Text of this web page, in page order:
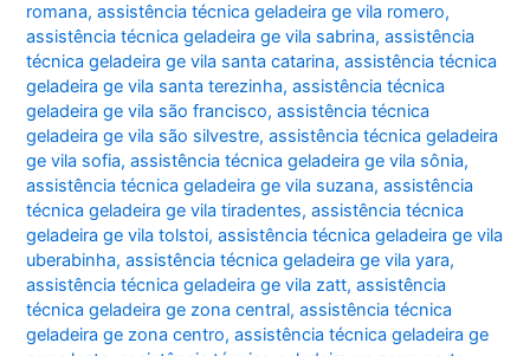
romana,assistência técnica geladeira ge vila romero,
assistência técnica geladeira ge vila sabrina,assistência
técnica geladeira ge vila santa catarina,assistência técnica
geladeira ge vila santa terezinha,assistência técnica
geladeira ge vila são francisco,assistência técnica
geladeira ge vila são silvestre,assistência técnica geladeira
ge vila sofia,assistência técnica geladeira ge vila sônia,
assistência técnica geladeira ge vila suzana,assistência
técnica geladeira ge vila tiradentes,assistência técnica
geladeira ge vila tolstoi,assistência técnica geladeira ge vila
uberabinha,assistência técnica geladeira ge vila yara,
assistência técnica geladeira ge vila zatt,assistência
técnica geladeira ge zona central,assistência técnica
geladeira ge zona centro,assistência técnica geladeira ge